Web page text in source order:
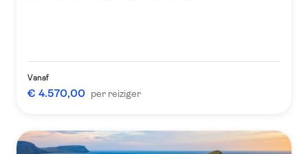
Vanaf
€ 4.570,00 per reiziger